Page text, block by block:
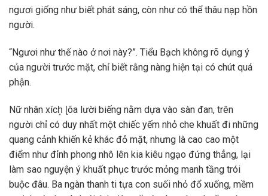
ngươi giống như biết phát sáng, còn như có thể thâu nạp hồn
người.
“Ngươi như thế nào ở nơi này?”. Tiểu Bạch không rõ dụng ý
của người trước mặt, chỉ biết rằng nàng hiện tại có chút quá
phận.
Nữ nhân xích͙ ɭõa lười biếng nằm dựa vào sàn đan, trên
người chỉ có duy nhất một chiếc yếm nhỏ che khuất đi những
quang cảnh khiến kẻ khác đỏ mặt, nhưng là cao cao một
điểm như đỉnh phong nhô lên kia kiêu ngạo đứng thẳng, lại
làm sao nguyện ý khuất phục trước mỏng manh tầng trói
buộc đâu. Ba ngàn thanh ti tựa con suối nhỏ đổ xuống, mềm